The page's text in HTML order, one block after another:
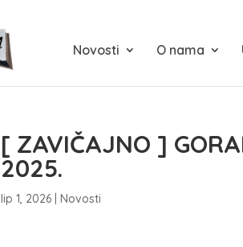
Novosti O nama
[ ZAVIČAJNO ]
2025.
lip 1, 2026 |Novosti